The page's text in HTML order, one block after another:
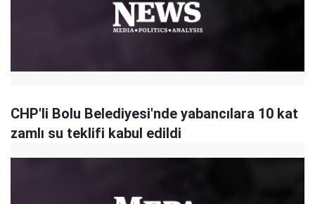
CHP'li Bolu Belediyesi'nde yabancılara 10 kat
zamlı su teklifi kabul edildi